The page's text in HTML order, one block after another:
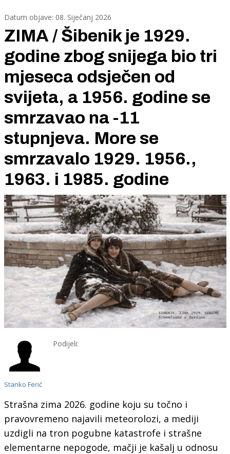
Datum objave: 08. Siječanj 2026
ZIMA / Šibenik je 1929.
godine zbog snijega bio tri
mjeseca odsječen od
svijeta, a 1956. godine se
smrzavao na -11
stupnjeva. More se
smrzavalo 1929. 1956.,
1963. i 1985. godine
Stanko Ferić
Podijeli:
Strašna zima 2026. godine koju su točno i
pravovremeno najavili meteorolozi, a mediji
uzdigli na tron pogubne katastrofe i strašne
elementarne nepogode, mačji je kašalj u odnosu